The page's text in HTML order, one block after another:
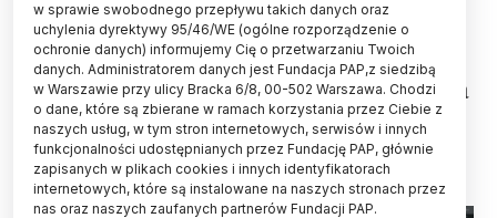
Badacze: Perseverance wylądował
w idealnym miejscu do
poszukiwań śladów dawnego życia
19.02.2021
aktualizacja: 19.02.2021
3 minuty czytania
w sprawie swobodnego przepływu takich danych oraz
uchylenia dyrektywy 95/46/WE (ogólne rozporządzenie o
ochronie danych) informujemy Cię o przetwarzaniu Twoich
danych. Administratorem danych jest Fundacja PAP,z siedzibą
w Warszawie przy ulicy Bracka 6/8, 00-502 Warszawa. Chodzi
o dane, które są zbierane w ramach korzystania przez Ciebie z
naszych usług, w tym stron internetowych, serwisów i innych
funkcjonalności udostępnianych przez Fundację PAP, głównie
zapisanych w plikach cookies i innych identyfikatorach
internetowych, które są instalowane na naszych stronach przez
nas oraz naszych zaufanych partnerów Fundacji PAP.